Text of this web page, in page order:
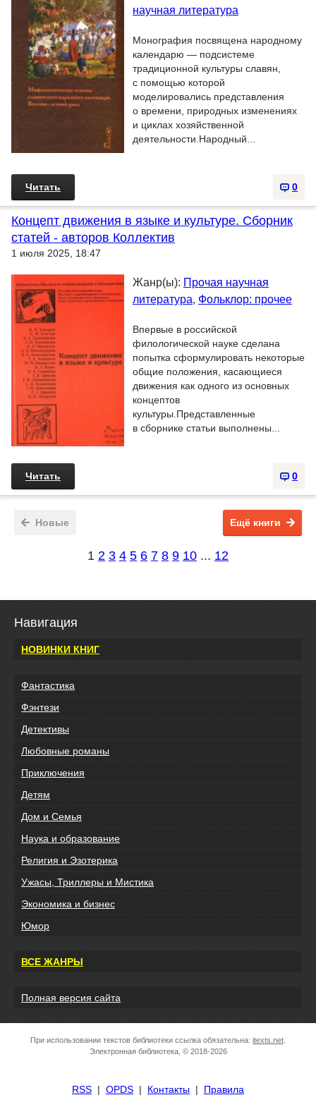
научная литература
Монография посвящена народному
календарю — подсистеме
традиционной культуры славян,
с помощью которой
моделировались представления
о времени, природных изменениях
и циклах хозяйственной
деятельности.Народный...
0
Читать
Концепт движения в языке и культуре. Сборник
статей - авторов Коллектив
1 июля 2025, 18:47
Жанр(ы): Прочая научная
литература, Фольклор: прочее
Впервые в российской
филологической науке сделана
попытка сформулировать некоторые
общие положения, касающиеся
движения как одного из основных
концептов
культуры.Представленные
в сборнике статьи выполнены...
0
Читать
Новые Ещё книги
1 2 3 4 5 6 7 8 9 10 ... 12
Навигация
НОВИНКИ КНИГ
Фантастика
Фэнтези
Детективы
Любовные романы
Приключения
Детям
Дом и Семья
Наука и образование
Религия и Эзотерика
Ужасы, Триллеры и Мистика
Экономика и бизнес
Юмор
ВСЕ ЖАНРЫ
Полная версия сайта
При использовании текстов библиотеки ссылка обязательна: itexts.net
Электронная библиотека, © 2018-2026
RSS | OPDS | Контакты | Правила